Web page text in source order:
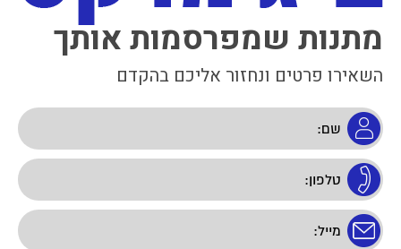
מתנות שמפרסמות אותך
השאירו פרטים ונחזור אליכם בהקדם